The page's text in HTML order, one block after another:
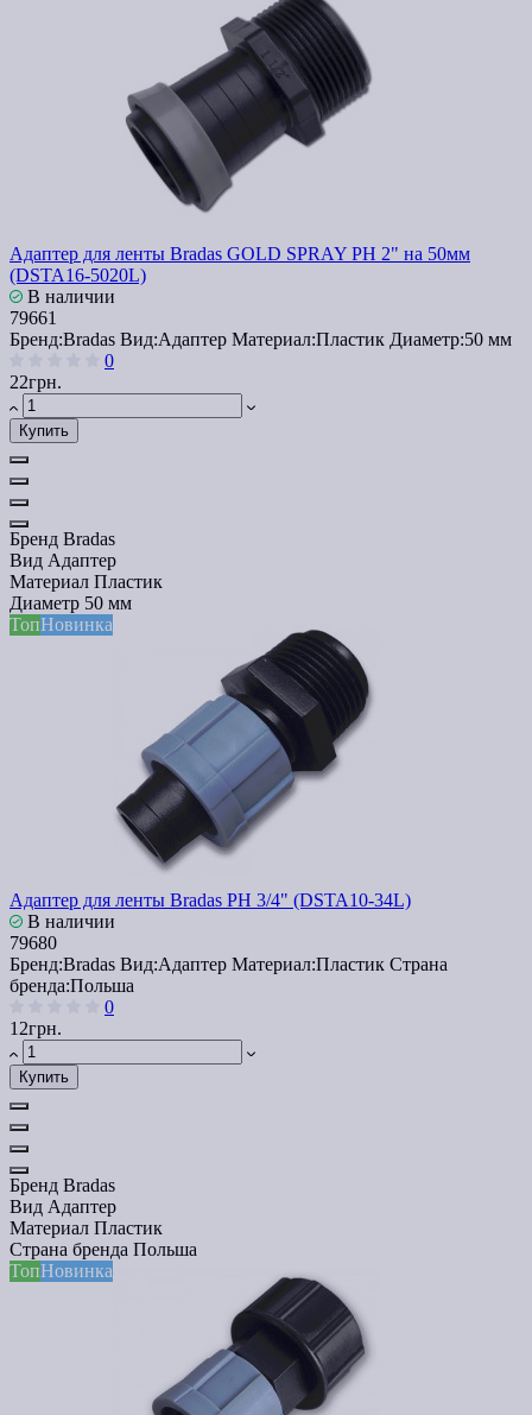
Адаптер для ленты Bradas GOLD SPRAY РН 2" на 50мм
(DSTA16-5020L)
В наличии
79661
Бренд:Bradas Вид:Адаптер Материал:Пластик Диаметр:50 мм
0
22грн.
Купить
Бренд Bradas
Вид Адаптер
Материал Пластик
Диаметр 50 мм
ТопНовинка
Адаптер для ленты Bradas PH 3/4" (DSTA10-34L)
В наличии
79680
Бренд:Bradas Вид:Адаптер Материал:Пластик Страна
бренда:Польша
0
12грн.
Купить
Бренд Bradas
Вид Адаптер
Материал Пластик
Страна бренда Польша
ТопНовинка